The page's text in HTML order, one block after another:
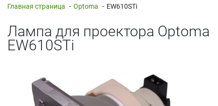
Главная страница - Optoma - EW610STi
Лампа для проектора Optoma
EW610STi